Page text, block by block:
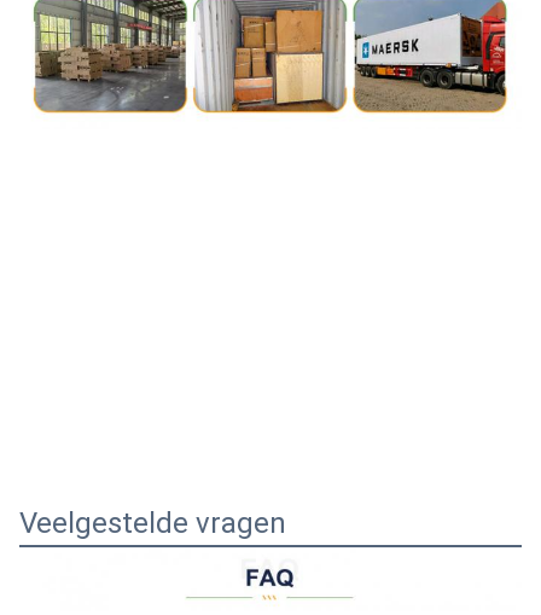
Veelgestelde vragen